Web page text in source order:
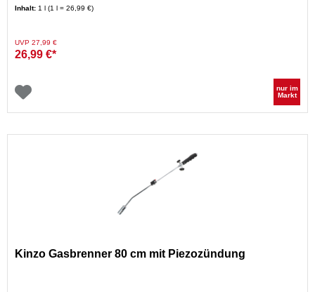
Inhalt: 1 l (1 l = 26,99 €)
Preis reduziert von
UVP 27,99 €auf
26,99 €*
nur im
Markt
Kinzo Gasbrenner 80 cm mit Piezozündung